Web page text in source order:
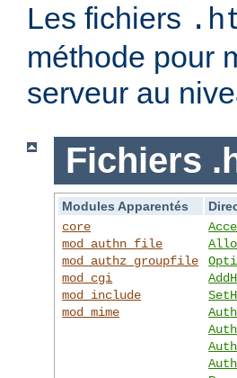
Les fichiers
méthode pour
serveur au
Fichiers
Modules Apparentés
core
mod_authn_file
mod_authz_groupfile
mod_cgi
mod_include
mod_mime